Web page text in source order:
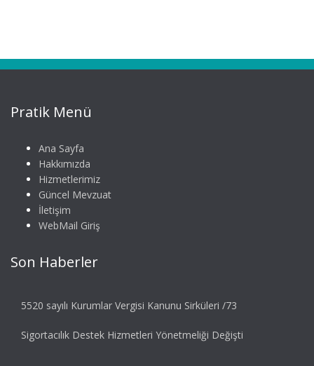
Pratik Menü
Ana Sayfa
Hakkımızda
Hizmetlerimiz
Güncel Mevzuat
İletişim
WebMail Giriş
Son Haberler
5520 sayılı Kurumlar Vergisi Kanunu Sirküleri /73
Sigortacılık Destek Hizmetleri Yönetmeliği Değişti